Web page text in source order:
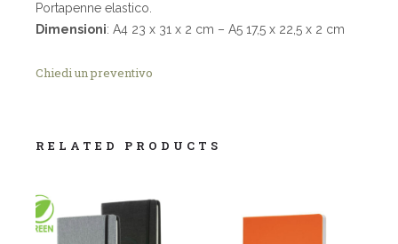
Portapenne elastico.
Dimensioni: A4 23 x 31 x 2 cm – A5 17,5 x 22,5 x 2 cm
Chiedi un preventivo
RELATED PRODUCTS